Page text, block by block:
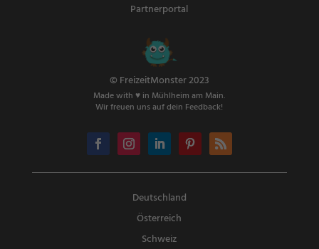
Partnerportal
© FreizeitMonster 2023
Made with ♥ in Mühlheim am Main.
Wir freuen uns auf dein Feedback!
Deutschland
Österreich
Schweiz